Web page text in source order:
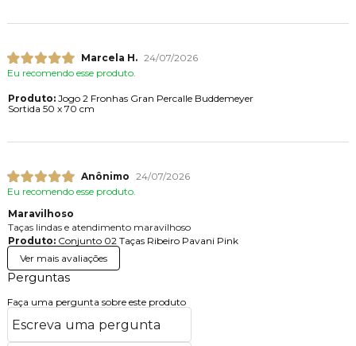
Marcela H. 24/07/2026
Eu recomendo esse produto.
Produto:Jogo 2 Fronhas Gran Percalle Buddemeyer
Sortida 50 x 70 cm
Anônimo 24/07/2026
Eu recomendo esse produto.
Maravilhoso
Taças lindas e atendimento maravilhoso
Produto:Conjunto 02 Taças Ribeiro Pavani Pink
Ver mais avaliações
Perguntas
Faça uma pergunta sobre este produto